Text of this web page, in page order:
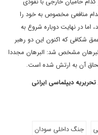
منافعی مخصوص به خود را
اما در نهایت دوباره شروع به
شکافی که اکنون این دو رهبر
مشخص شد: البرهان مجددا
آن به ارتش شده است.
دیپلماسی ایرانی
جنگ داخلی سودان